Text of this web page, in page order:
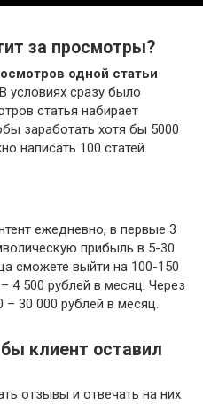
за просмотры?
одной статьи
условиях сразу было
статья набирает
заработать хотя бы 5000
написать 100 статей.
ежедневно, в первые 3
прибыль в 5-30
сможете выйти на 100-150
4 500 рублей в месяц. Через
– 30 000 рублей в месяц.
клиент оставил
отзывы и отвечать на них